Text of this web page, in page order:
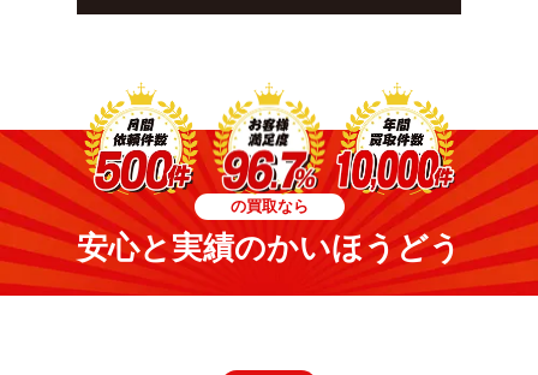
の買取なら
安心と実績のかいほうどう